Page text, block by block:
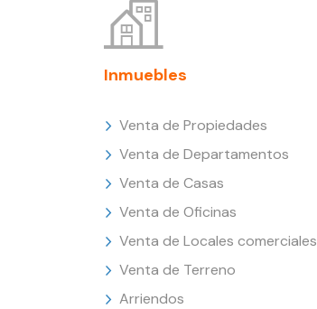
Inmuebles
Venta de Propiedades
Venta de Departamentos
Venta de Casas
Venta de Oficinas
Venta de Locales comerciales
Venta de Terreno
Arriendos